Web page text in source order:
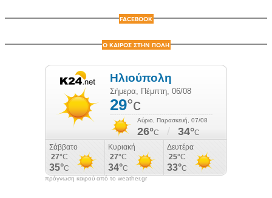
FACEBOOK
Ο ΚΑΙΡΟΣ ΣΤΗΝ ΠΟΛΗ
πρόγνωση καιρού από το weather.gr